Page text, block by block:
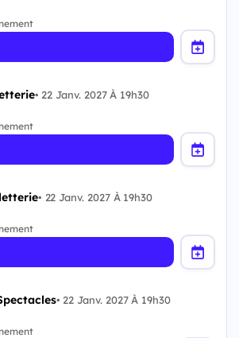
• 22 Janv. 2027 À 19h30
• 22 Janv. 2027 À 19h30
• 22 Janv. 2027 À 19h30